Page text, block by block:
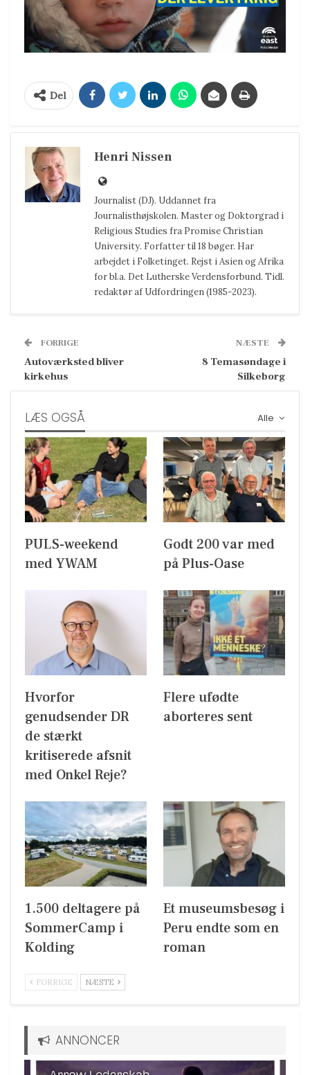
Del
Henri Nissen
Journalist (DJ). Uddannet fra
Journalisthøjskolen. Master og Doktorgrad i
Religious Studies fra Promise Christian
University. Forfatter til 18 bøger. Har
arbejdet i Folketinget. Rejst i Asien og Afrika
for bl.a. Det Lutherske Verdensforbund. Tidl.
redaktør af Udfordringen (1985-2023).
FORRIGE
Autoværksted bliver
kirkehus
NÆSTE
8 Temasøndage i
Silkeborg
Alle
LÆS OGSÅ
PULS-weekend
med YWAM
Godt 200 var med
på Plus-Oase
Hvorfor
genudsender DR
de stærkt
kritiserede afsnit
med Onkel Reje?
Flere ufødte
aborteres sent
1.500 deltagere på
SommerCamp i
Kolding
Et museumsbesøg i
Peru endte som en
roman
FORRIGE NÆSTE
ANNONCER